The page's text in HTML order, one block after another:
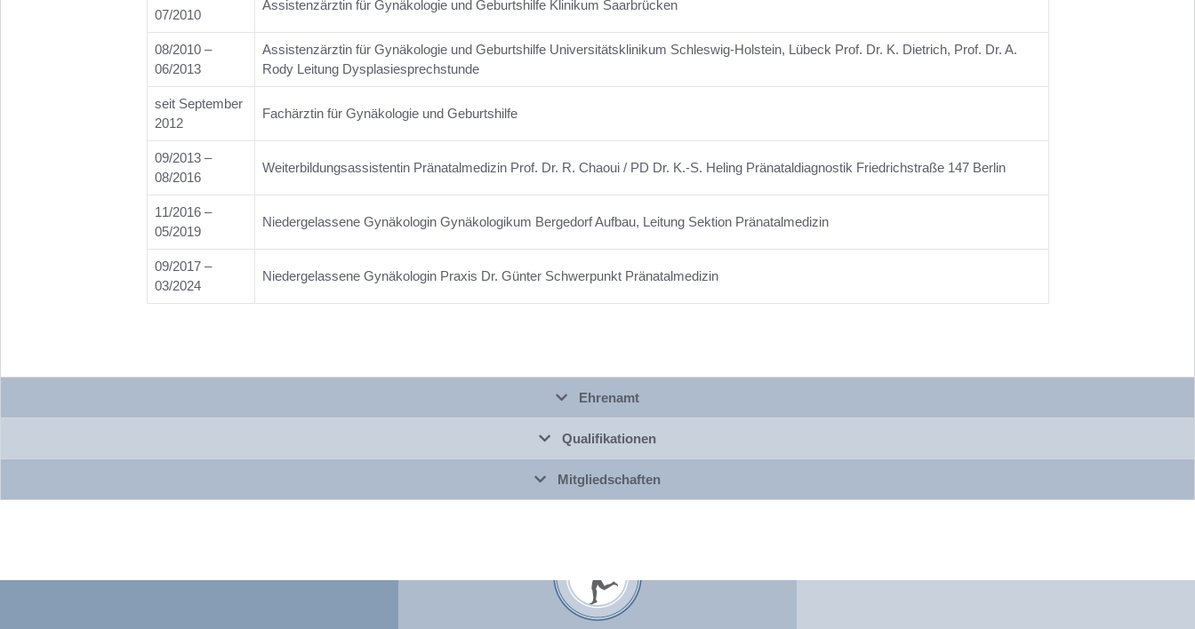
07/2010
Assistenzärztin für Gynäkologie und Geburtshilfe Klinikum Saarbrücken
08/2010 –
06/2013
Assistenzärztin für Gynäkologie und Geburtshilfe Universitätsklinikum Schleswig-Holstein, Lübeck Prof. Dr. K. Dietrich, Prof. Dr. A.
Rody Leitung Dysplasiesprechstunde
seit September
2012
Fachärztin für Gynäkologie und Geburtshilfe
09/2013 –
08/2016
Weiterbildungsassistentin Pränatalmedizin Prof. Dr. R. Chaoui / PD Dr. K.-S. Heling Pränataldiagnostik Friedrichstraße 147 Berlin
11/2016 –
05/2019
Niedergelassene Gynäkologin Gynäkologikum Bergedorf Aufbau, Leitung Sektion Pränatalmedizin
09/2017 –
03/2024
Niedergelassene Gynäkologin Praxis Dr. Günter Schwerpunkt Pränatalmedizin
Ehrenamt
Qualifikationen
Mitgliedschaften